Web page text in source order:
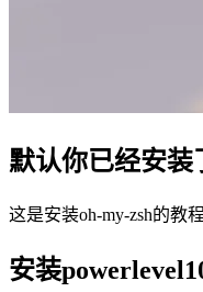
默认你已经安装
这是安装oh-my-zsh的教程
安装